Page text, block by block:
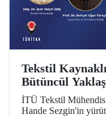
Tekstil
Bütüncül
Azaltım
TÜBİTAK
İTÜ Tekstil
Hande Sezgin'in